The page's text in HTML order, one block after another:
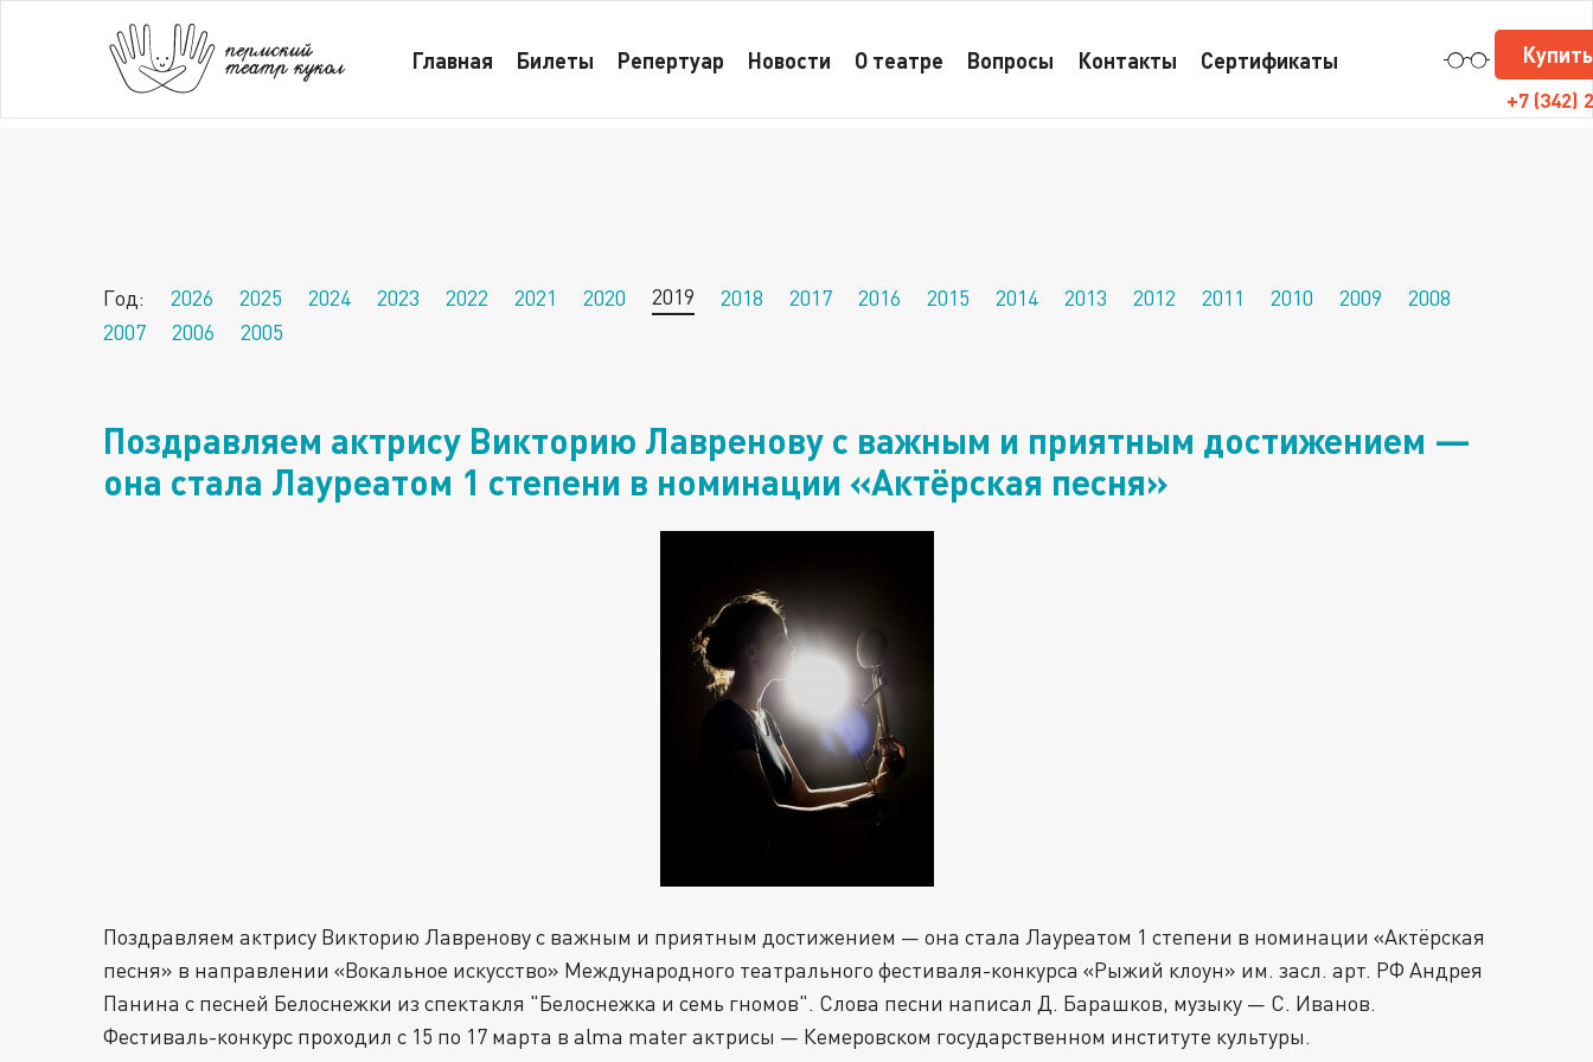
Главная Билеты Репертуар Новости О театре Вопросы Контакты Сертификаты
+7 (342)
Главная
Поздравляем актрису Викторию Лавренову с важным и приятным достижением — она стала Лауреатом 1 степени в номинации «Актёрская
песня»
Год: 2026 2025 2024 2023 2022 2021 2020 2019 2018 2017 2016 2015 2014 2013 2012 2011 2010 2009
2008
2007
2006 2005
Поздравляем актрису Викторию Лавренову с важным и приятным достижением —
она стала Лауреатом 1 степени в номинации «Актёрская песня»
Поздравляем актрису Викторию Лавренову с важным и приятным достижением — она стала Лауреатом 1 степени в номинации «Актёрская
песня» в направлении «Вокальное искусство» Международного театрального фестиваля-конкурса «Рыжий клоун» им. засл. арт. РФ Андрея
Панина с песней Белоснежки из спектакля "Белоснежка и семь гномов". Слова песни написал Д. Барашков, музыку — С. Иванов.
Фестиваль-конкурс проходил с 15 по 17 марта в alma mater актрисы — Кемеровском государственном институте культуры.